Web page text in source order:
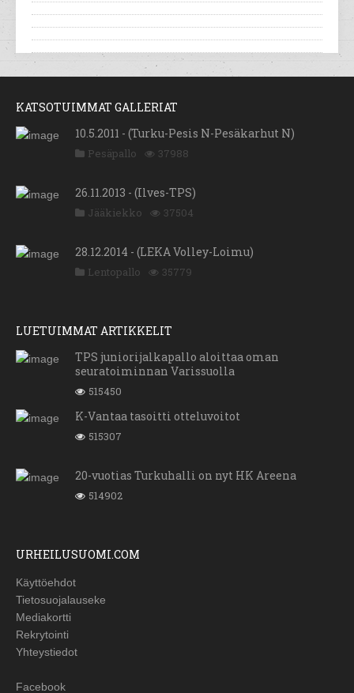
KATSOTUIMMAT GALLERIAT
10.5.2011 - (Turku-Pesis N-Pesäkarhut N)
Pesäpallo 37988
26.11.2013 - (Ilves-TPS)
Jääkiekko 37504
28.12.2014 - (LEKA Volley-Loimu)
Lentopallo 35779
LUETUIMMAT ARTIKKELIT
TPS juniorijalkapallo aloittaa oman
seuratoiminnan Varissuolla
515450
K-Vantaa tasoitti otteluvoitot
515307
20-vuotias Turkuhalli on nyt HK Areena
514902
URHEILUSUOMI.COM
Käyttöehdot
Tietosuojalauseke
Mediakortti
Rekrytointi
Yhteystiedot
Facebook